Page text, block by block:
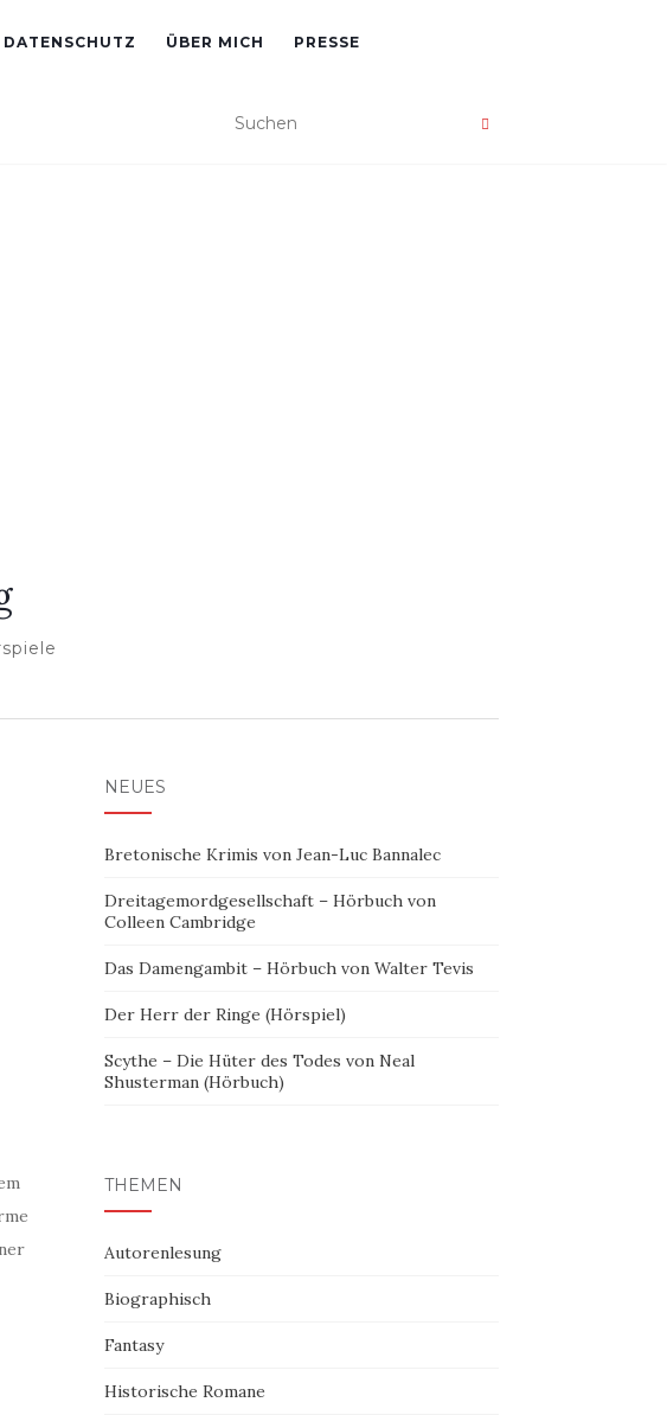
DATENSCHUTZ ÜBER MICH PRESSE
NEUES
Bretonische Krimis von Jean-Luc Bannalec
Dreitagemordgesellschaft – Hörbuch von
Colleen Cambridge
Das Damengambit – Hörbuch von Walter Tevis
Der Herr der Ringe (Hörspiel)
Scythe – Die Hüter des Todes von Neal
Shusterman (Hörbuch)
THEMEN
Autorenlesung
Biographisch
Fantasy
Historische Romane